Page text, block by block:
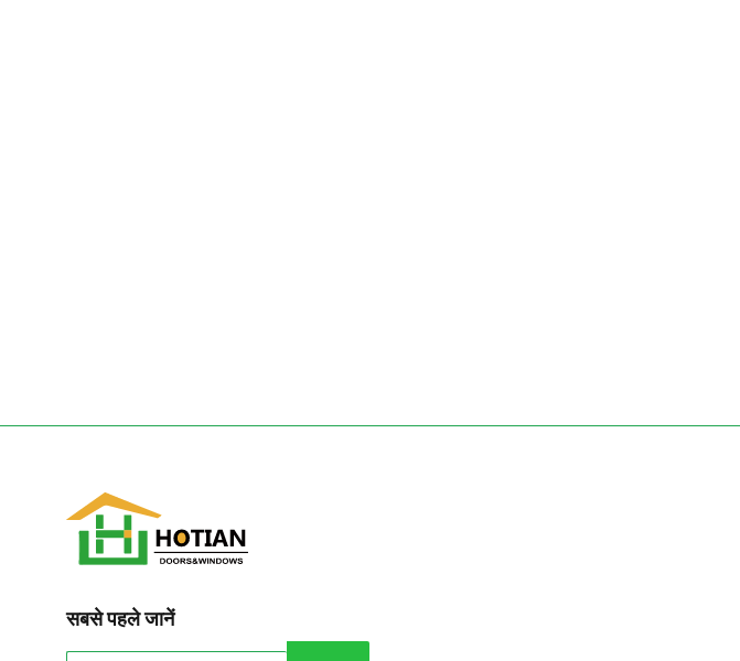
सबसे पहले जानें